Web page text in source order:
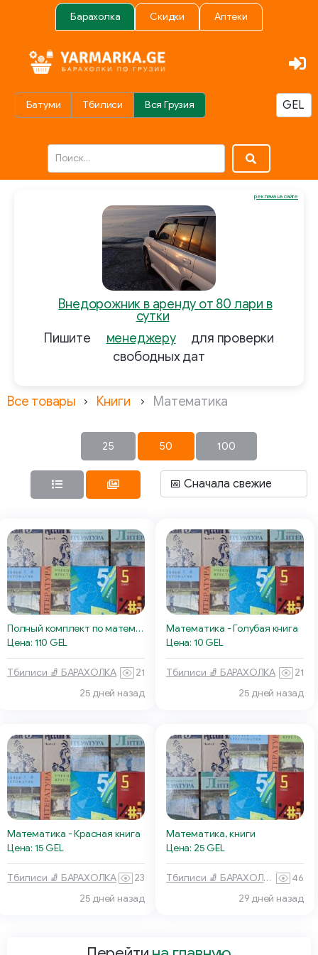
Барахолка Скидки Аптеки
Батуми Тбилиси Вся Грузия
Внедорожник в аренду от 80 лари в
сутки
Пишите
менеджеру
для проверки
свободных дат
реклама на сайте
Все товары Книги Математика
25 50 100
Полный комплект по математике
Цена: 110 GEL
Тбилиси 🧦 БАРАХОЛКА
21
25 дней назад
Математика - Голубая книга
Цена: 10 GEL
Тбилиси 🧦 БАРАХОЛКА
21
25 дней назад
Математика - Красная книга
Цена: 15 GEL
Тбилиси 🧦 БАРАХОЛКА
23
25 дней назад
Математика, книги
Цена: 25 GEL
Тбилиси 🧦 БАРАХОЛКА
46
29 дней назад